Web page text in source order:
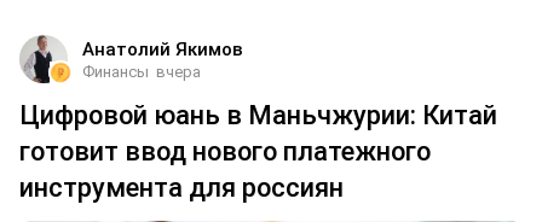
Анатолий Якимов
Финансы вчера
Цифровой юань в Маньчжурии: Китай
готовит ввод нового платежного
инструмента для россиян